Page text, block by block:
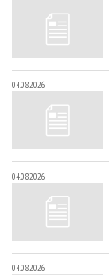
04.08.2026
04.08.2026
04.08.2026